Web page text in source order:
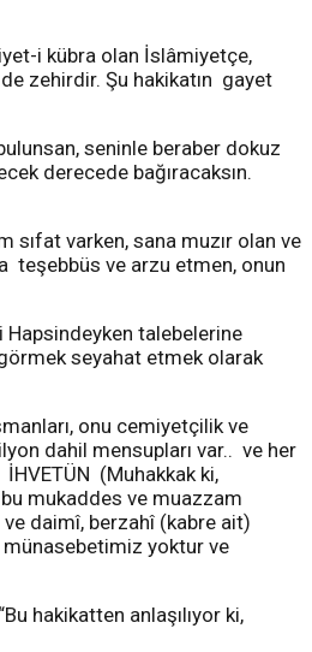
i kübra olan İslâmiyetçe,
zehirdir. Şu hakikatın gayet
seninle beraber dokuz
derecede bağıracaksın.
sıfat varken, sana muzır olan ve
teşebbüs ve arzu etmen, onun
Hapsindeyken talebelerine
seyahat etmek olarak
onu cemiyetçilik ve
dahil mensupları var.. ve her
(Muhakkak ki,
mukaddes ve muazzam
daimî, berzahî (kabre ait)
yoktur ve
hakikatten anlaşılıyor ki,